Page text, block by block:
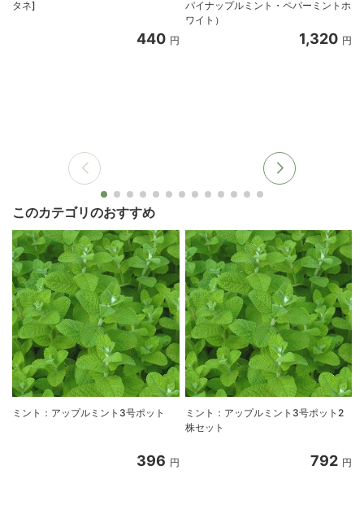
タネ]
440 円
パイナップルミント・ペパーミントホ
ワイト）
1,320 円
このカテゴリのおすすめ
ミント：アップルミント3号ポット
396 円
ミント：アップルミント3号ポット2
株セット
792 円